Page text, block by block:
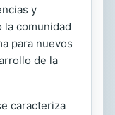
y
comunidad
para nuevos
de la
caracteriza